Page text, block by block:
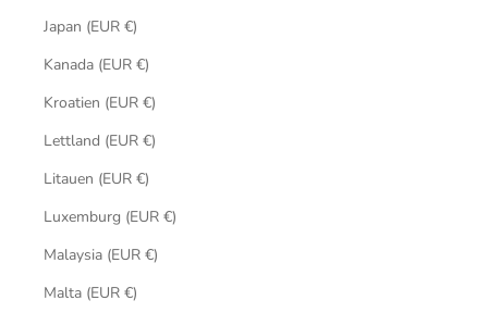
Japan (EUR €)
Kanada (EUR €)
Kroatien (EUR €)
Lettland (EUR €)
Litauen (EUR €)
Luxemburg (EUR €)
Malaysia (EUR €)
Malta (EUR €)